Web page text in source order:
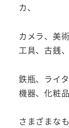
カ、
カメラ、美
工具、古銭
鉄瓶、ライ
機器、化粧
さまざまな